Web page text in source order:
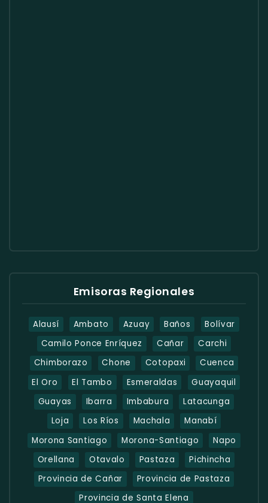
Emisoras Regionales
Alausí Ambato Azuay Baños
Bolívar
Camilo Ponce Enríquez
Cañar
Carchi
Chimborazo
Chone Cotopaxi
Cuenca
El Oro
El Tambo Esmeraldas
Guayaquil
Guayas
Ibarra Imbabura
Latacunga
Loja
Los Ríos Machala
Manabí
Morona Santiago
Morona-Santiago
Napo
Orellana
Otavalo Pastaza
Pichincha
Provincia de Cañar
Provincia de Pastaza
Provincia de Santa Elena